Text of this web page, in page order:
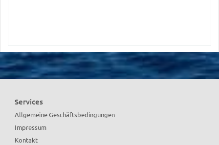
Services
Allgemeine Geschäftsbedingungen
Impressum
Kontakt